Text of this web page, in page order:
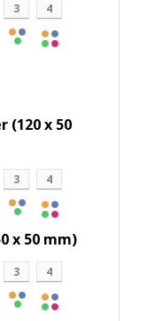
3 4
(120 x 50
3 4
x 50 mm)
3 4